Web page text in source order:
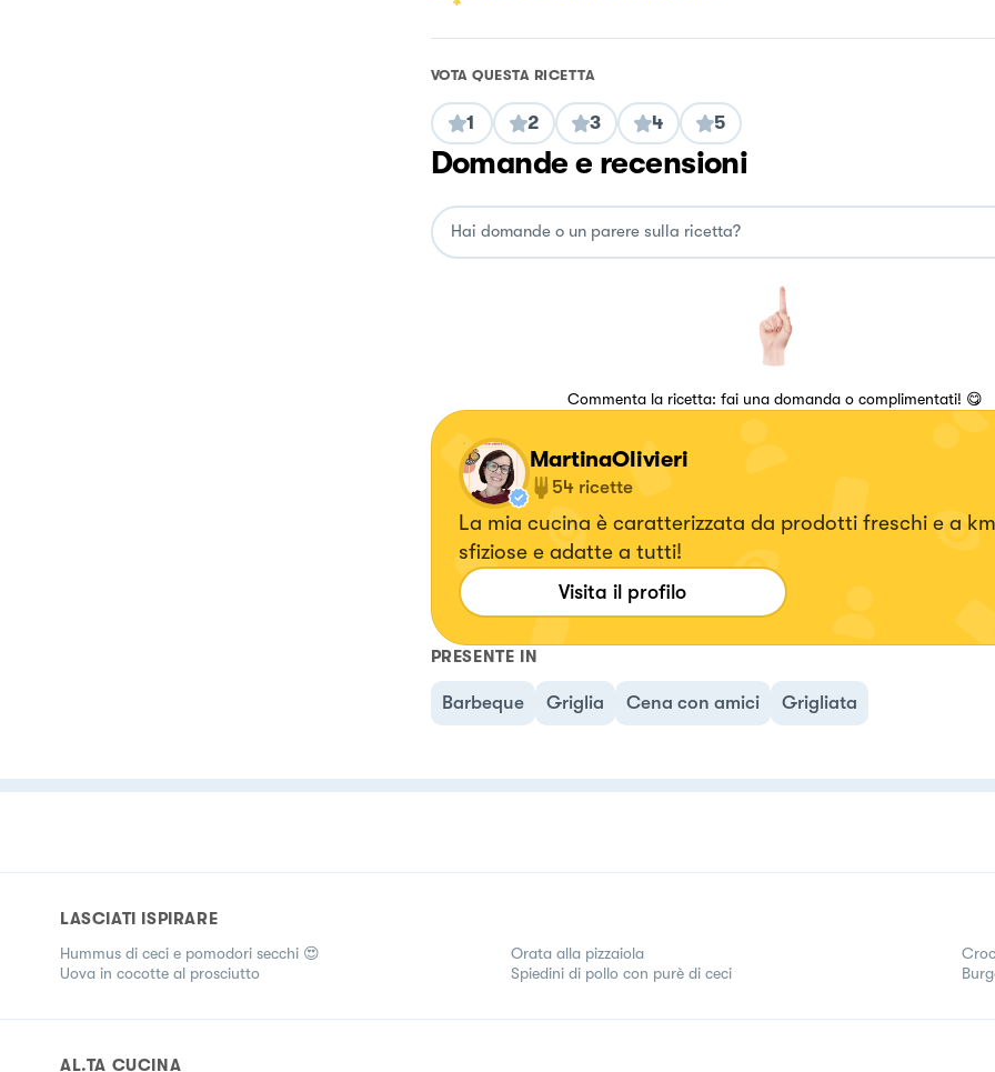
VOTA QUESTA RICETTA
1 2 3 4 5
Domande e recensioni
Commenta la ricetta: fai una domanda o complimentati! 😋
MartinaOlivieri
54 ricette
La mia cucina è caratterizzata da prodotti freschi e a
sfiziose e adatte a tutti!
Visita il profilo
PRESENTE IN
Barbeque Griglia Cena con amici Grigliata
LASCIATI ISPIRARE
Hummus di ceci e pomodori secchi 😍
Uova in cocotte al prosciutto
Orata alla pizzaiola
Spiedini di pollo con purè di ceci
AL.TA CUCINA